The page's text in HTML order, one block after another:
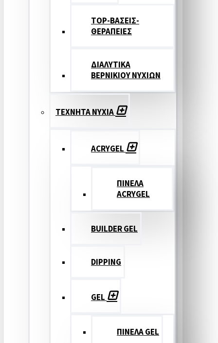
TOP-ΒΑΣΕΙΣ-
ΘΕΡΑΠΕΙΕΣ
ΔΙΑΛΥΤΙΚΑ
ΒΕΡΝΙΚΙΟΥ ΝΥΧΙΩΝ
ΤΕΧΝΗΤΑ ΝΥΧΙΑ
ACRYGEL
ΠΙΝΕΛΑ
ACRYGEL
BUILDER GEL
DIPPING
GEL
ΠΙΝΕΛΑ GEL